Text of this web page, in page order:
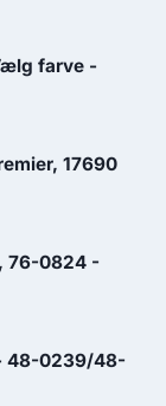
farve -
17690
76-0824 -
48-0239/48-